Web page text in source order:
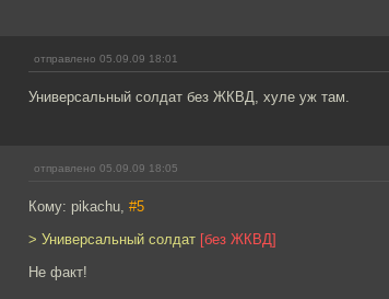
отправлено 05.09.09 18:01
Универсальный солдат без ЖКВД, хуле уж там.
отправлено 05.09.09 18:05
Кому: pikachu, #5
> Универсальный солдат [без ЖКВД]
Не факт!